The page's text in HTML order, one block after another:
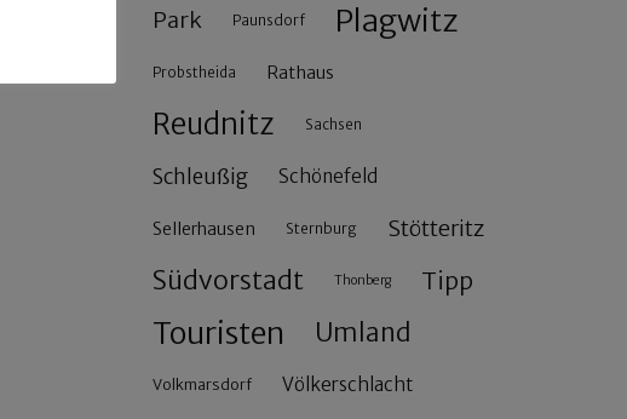
Park Paunsdorf Plagwitz
Probstheida Rathaus
Reudnitz Sachsen
Schleußig Schönefeld
Sellerhausen Sternburg Stötteritz
Südvorstadt Thonberg Tipp
Touristen Umland
Volkmarsdorf Völkerschlacht